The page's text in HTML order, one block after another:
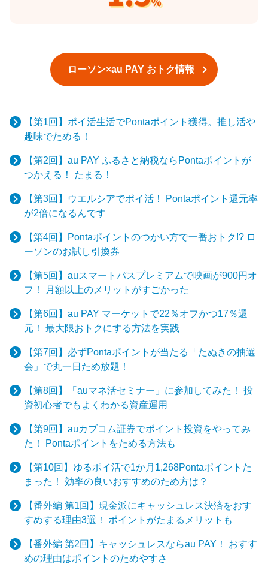
ローソン×au PAY おトク情報
【第1回】ポイ活生活でPontaポイント獲得。推し活や
趣味でためる！
【第2回】au PAY ふるさと納税ならPontaポイントが
つかえる！ たまる！
【第3回】ウエルシアでポイ活！ Pontaポイント還元率
が2倍になるんです
【第4回】Pontaポイントのつかい方で一番おトク!? ロ
ーソンのお試し引換券
【第5回】auスマートパスプレミアムで映画が900円オ
フ！ 月額以上のメリットがすごかった
【第6回】au PAY マーケットで22％オフかつ17％還
元！ 最大限おトクにする方法を実践
【第7回】必ずPontaポイントが当たる「たぬきの抽選
会」で丸一日ため放題！
【第8回】「auマネ活セミナー」に参加してみた！ 投
資初心者でもよくわかる資産運用
【第9回】auカブコム証券でポイント投資をやってみ
た！ Pontaポイントをためる方法も
【第10回】ゆるポイ活で1か月1,268Pontaポイントた
まった！ 効率の良いおすすめのため方は？
【番外編 第1回】現金派にキャッシュレス決済をおす
すめする理由3選！ ポイントがたまるメリットも
【番外編 第2回】キャッシュレスならau PAY！ おすす
めの理由はポイントのためやすさ